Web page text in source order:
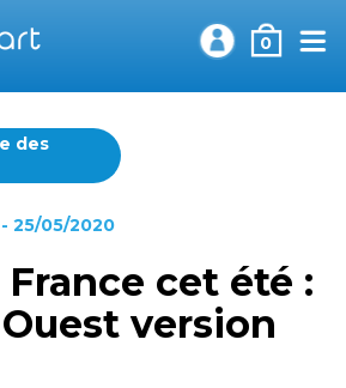
0
des
- 25/05/2020
cet été :
version